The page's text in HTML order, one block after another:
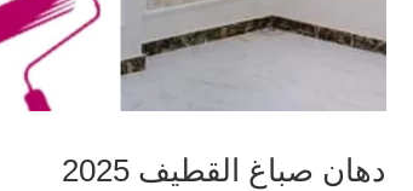
دهان صباغ القطيف 2025